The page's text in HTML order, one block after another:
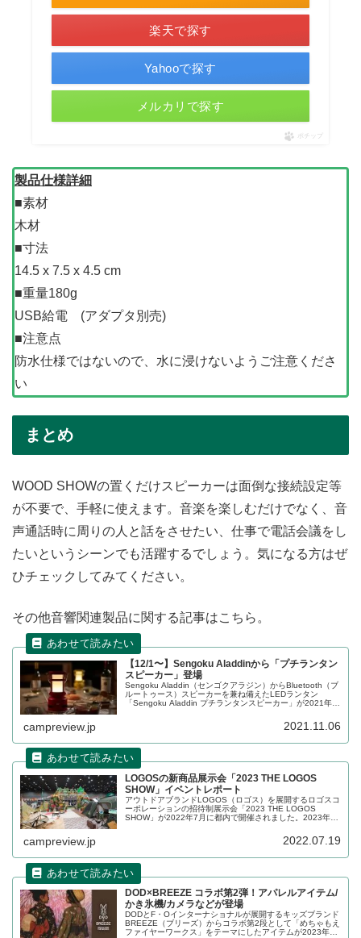
楽天で探す
Yahooで探す
メルカリで探す
ポチップ
製品仕様詳細
■素材
木材
■寸法
14.5 x 7.5 x 4.5 cm
■重量180g
USB給電 (アダプタ別売)
■注意点
防水仕様ではないので、水に浸けないようご注意くださ
い
まとめ
WOOD SHOWの置くだけスピーカーは面倒な接続設定等
が不要で、手軽に使えます。音楽を楽しむだけでなく、音
声通話時に周りの人と話をさせたい、仕事で電話会議をし
たいというシーンでも活躍するでしょう。気になる方はぜ
ひチェックしてみてください。
その他音響関連製品に関する記事はこちら。
【12/1〜】Sengoku Aladdinから「プチランタン
スピーカー」登場
Sengoku Aladdin（センゴクアラジン）からBluetooth（ブ
ルートゥース）スピーカーを兼ね備えたLEDランタン
「Sengoku Aladdin プチランタンスピーカー」が2021年
campreview.jp 2021.11.06
LOGOSの新商品展示会「2023 THE LOGOS
SHOW」イベントレポート
アウトドアブランドLOGOS（ロゴス）を展開するロゴスコ
ーポレーションの招待制展示会「2023 THE LOGOS
SHOW」が2022年7月に都内で開催されました。2023年の
れていました。イベントの詳細をレポートします。
campreview.jp 2022.07.19
DOD×BREEZE コラボ第2弾！アパレルアイテム/
かき氷機/カメラなどが登場
DODとF・Oインターナショナルが展開するキッズブランド
BREEZE（ブリーズ）からコラボ第2段として「めちゃもえ
ファイヤーワークス」をテーマにしたアイテムが2023年6